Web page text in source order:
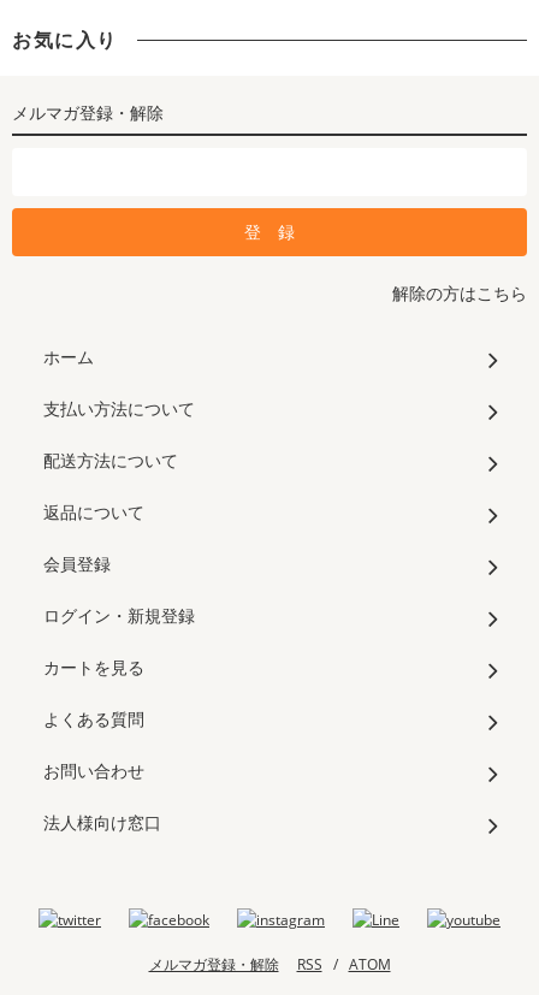
お気に入り
メルマガ登録・解除
解除の方はこちら
ホーム
支払い方法について
配送方法について
返品について
会員登録
ログイン・新規登録
カートを見る
よくある質問
お問い合わせ
法人様向け窓口
メルマガ登録・解除 RSS / ATOM